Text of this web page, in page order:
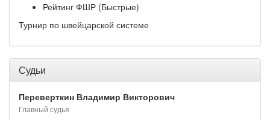
Рейтинг ФШР (Быстрые)
Турнир по швейцарской системе
Судьи
Переверткин Владимир Викторович
Главный судья